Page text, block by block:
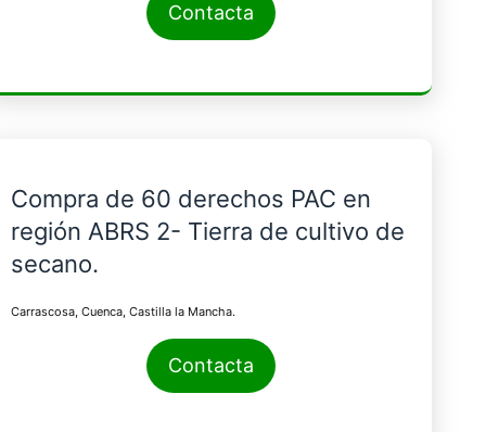
Contacta
Compra de 60 derechos PAC en
región ABRS 2- Tierra de cultivo de
secano.
Carrascosa, Cuenca, Castilla la Mancha.
Contacta